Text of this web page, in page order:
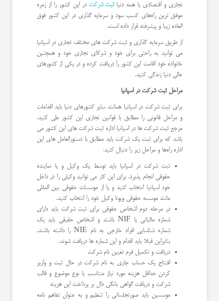
تجاری و اقتصادی با همه دنیاثبت شرکت در این کشور را از زمره
موفق ترین راه‌های کسب سود و سرمایه گذاری در این کشور فوق
العاده زیبا و پیشرفته قرار داده است.
از طریق سرمایه گذاری و ثبت شرکت های مختلف تجاری در اسپانیا
می توانید به راحتی برای خود و شرکای تجاری خود و همچنین
خانواده خود اقامت این کشور را دریافت کرده و در یکی از کشورهای
عالی دنیا زندگی کنید.
مراحل ثبت شرکت در اسپانیا
برای ثبت شرکت در اسپانیا همانند سایر کشورهای دنیا باید اقدامات
و مراحل قانونی را مطابق با قوانین تجاری این کشور طی کنید.
مرجع ثبت شرکت ها در اسپانیا اداره ثبت شرکت‌ های این کشور می
باشد که برای ثبت یک شرکت باید مطابق با دستورالعامل های این
اداره راه‌ها و مراحل زیر را دنبال کنید:
ثبت شرکت در اسپانیا باید توسط یک وکیل و یا نماینده
حقوقی انجام پذیرد. برای این کار می توانید وکیلی را در داخل
خود اسپانیا انتخاب کنید و یا از موسسات حقوقی بین المللی
مانند موسسه حقوقی ویونا وکیل خود را انتخاب کنید.
در مرحله دوم اشخاص حقوقی برای ثبت شرکت باید دارای
شماره مالیاتی یا NIF باشند و اشخاص حقیقی باید یک
شماره شناسایی افراد خارجی به نام NIE را داشته باشند.
بنابراین قبلا باید اقدام و این شماره ها دریافت شوند.
دریافت و تکمیل فرم تعیین نام شرکت
افتتاح یک حساب جاری به نام شرکت در حال ثبت و واریز
کردن حداقل هزینه مورد نیاز متناسب با نوع موضوع و قالب
شرکت و دریافت گواهی بانگی دال بر پرداخت این هزینه
موسسین باید صورتجلساتی را تنطیم و به عنوان تفاهم نامه